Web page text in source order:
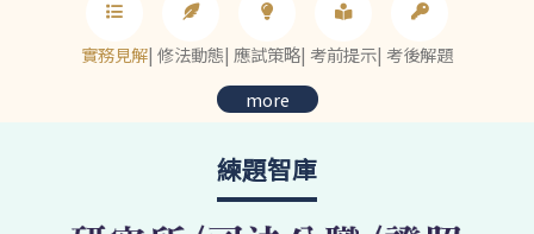
實務見解| 修法動態| 應試策略| 考前提示| 考後解題
more
練題智庫